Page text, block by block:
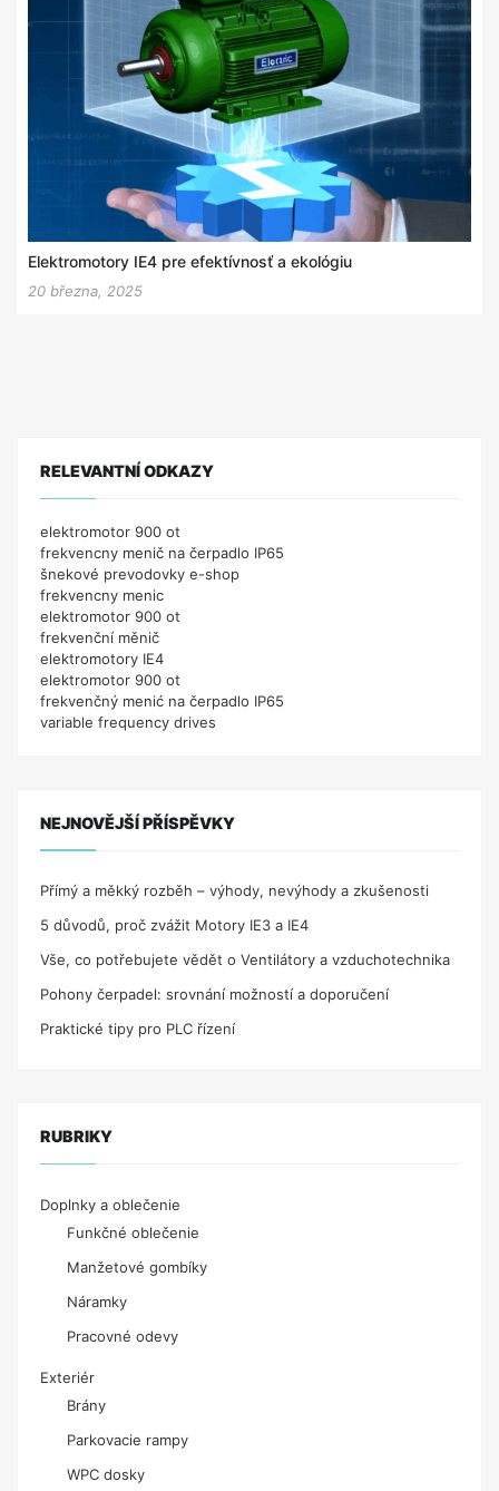
Elektromotory IE4 pre efektívnosť a ekológiu
20 března, 2025
RELEVANTNÍ ODKAZY
elektromotor 900 ot
frekvencny menič na čerpadlo IP65
šnekové prevodovky e-shop
frekvencny menic
elektromotor 900 ot
frekvenční měnič
elektromotory IE4
elektromotor 900 ot
frekvenčný menić na čerpadlo IP65
variable frequency drives
NEJNOVĚJŠÍ PŘÍSPĚVKY
Přímý a měkký rozběh – výhody, nevýhody a zkušenosti
5 důvodů, proč zvážit Motory IE3 a IE4
Vše, co potřebujete vědět o Ventilátory a vzduchotechnika
Pohony čerpadel: srovnání možností a doporučení
Praktické tipy pro PLC řízení
RUBRIKY
Doplnky a oblečenie
Funkčné oblečenie
Manžetové gombíky
Náramky
Pracovné odevy
Exteriér
Brány
Parkovacie rampy
WPC dosky